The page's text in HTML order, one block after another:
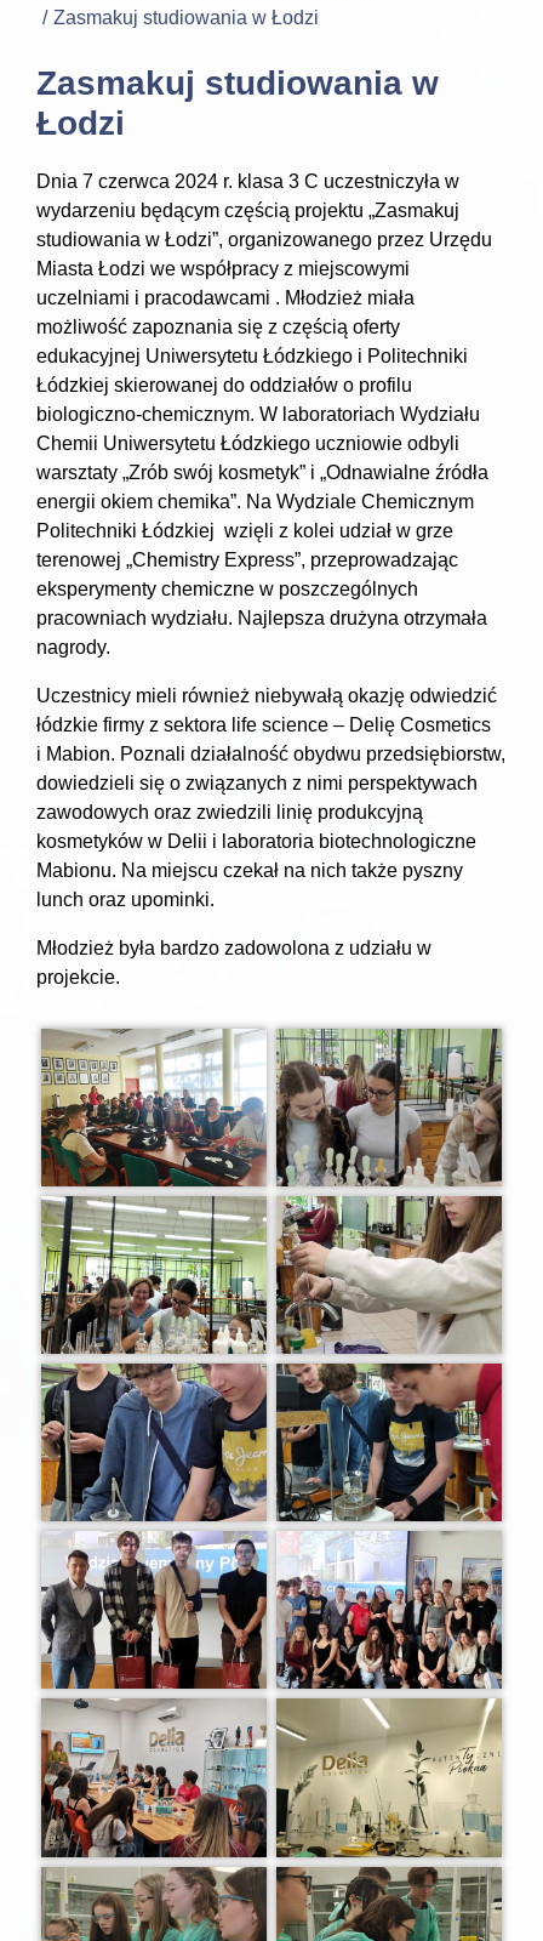
Zasmakuj studiowania w Łodzi
Zasmakuj studiowania w
Łodzi
Dnia 7 czerwca 2024 r. klasa 3 C uczestniczyła w
wydarzeniu będącym częścią projektu „Zasmakuj
studiowania w Łodzi”, organizowanego przez Urzędu
Miasta Łodzi we współpracy z miejscowymi
uczelniami i pracodawcami . Młodzież miała
możliwość zapoznania się z częścią oferty
edukacyjnej Uniwersytetu Łódzkiego i Politechniki
Łódzkiej skierowanej do oddziałów o profilu
biologiczno-chemicznym. W laboratoriach Wydziału
Chemii Uniwersytetu Łódzkiego uczniowie odbyli
warsztaty „Zrób swój kosmetyk” i „Odnawialne źródła
energii okiem chemika”. Na Wydziale Chemicznym
Politechniki Łódzkiej wzięli z kolei udział w grze
terenowej „Chemistry Express”, przeprowadzając
eksperymenty chemiczne w poszczególnych
pracowniach wydziału. Najlepsza drużyna otrzymała
nagrody.
Uczestnicy mieli również niebywałą okazję odwiedzić
łódzkie firmy z sektora life science – Delię Cosmetics
i Mabion. Poznali działalność obydwu przedsiębiorstw,
dowiedzieli się o związanych z nimi perspektywach
zawodowych oraz zwiedzili linię produkcyjną
kosmetyków w Delii i laboratoria biotechnologiczne
Mabionu. Na miejscu czekał na nich także pyszny
lunch oraz upominki.
Młodzież była bardzo zadowolona z udziału w
projekcie.